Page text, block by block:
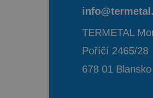
TERMETAL
Poříčí 2465/28
678 01 Blansko